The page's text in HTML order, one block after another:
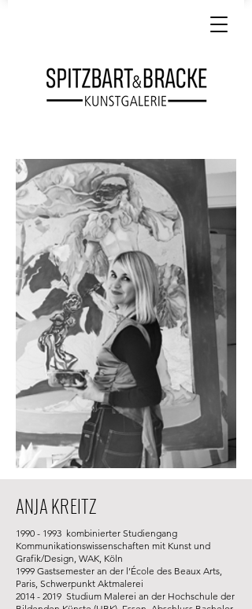
ANJA KREITZ
1990 - 1993 kombinierter Studiengang
Kommunikationswissenschaften mit Kunst und
Grafik/Design, WAK, Köln
1999 Gastsemester an der l’École des Beaux Arts,
Paris, Schwerpunkt Aktmalerei
2014 - 2019 Studium Malerei an der Hochschule der